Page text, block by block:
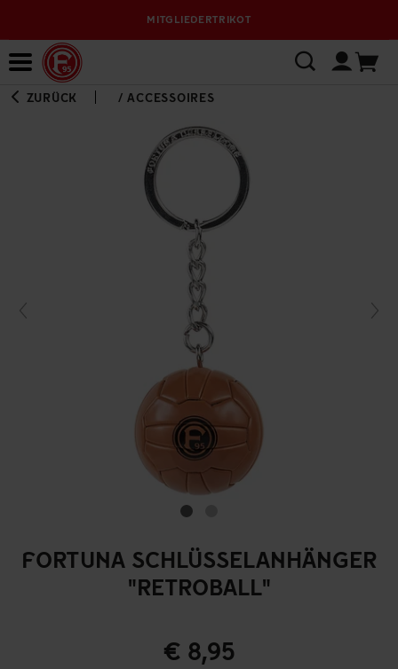
MITGLIEDERTRIKOT
ZURÜCK /ACCESSOIRES
FORTUNA SCHLÜSSELANHÄNGER
"RETROBALL"
€ 8,95